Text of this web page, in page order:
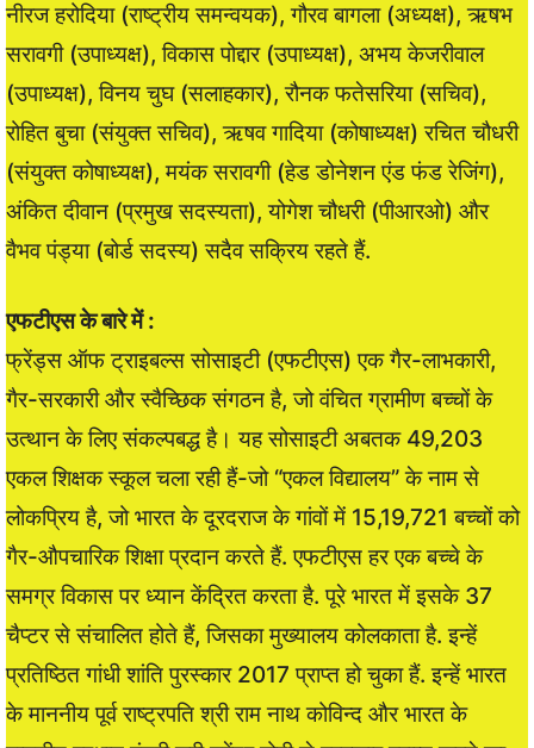
नीरज हरोदिया (राष्ट्रीय समन्वयक), गौरव बागला (अध्यक्ष), ऋषभ
सरावगी (उपाध्यक्ष), विकास पोद्दार (उपाध्यक्ष), अभय केजरीवाल
(उपाध्यक्ष), विनय चुघ (सलाहकार), रौनक फतेसरिया (सचिव),
रोहित बुचा (संयुक्त सचिव), ऋषव गादिया (कोषाध्यक्ष) रचित चौधरी
(संयुक्त कोषाध्यक्ष), मयंक सरावगी (हेड डोनेशन एंड फंड रेजिंग),
अंकित दीवान (प्रमुख सदस्यता), योगेश चौधरी (पीआरओ) और
वैभव पंड्या (बोर्ड सदस्य) सदैव सक्रिय रहते हैं.
एफटीएस के बारे में :
फ्रेंड्स ऑफ ट्राइबल्स सोसाइटी (एफटीएस) एक गैर-लाभकारी,
गैर-सरकारी और स्वैच्छिक संगठन है, जो वंचित ग्रामीण बच्चों के
उत्थान के लिए संकल्पबद्ध है। यह सोसाइटी अबतक 49,203
एकल शिक्षक स्कूल चला रही हैं-जो “एकल विद्यालय” के नाम से
लोकप्रिय है, जो भारत के दूरदराज के गांवों में 15,19,721 बच्चों को
गैर-औपचारिक शिक्षा प्रदान करते हैं. एफटीएस हर एक बच्चे के
समग्र विकास पर ध्यान केंद्रित करता है. पूरे भारत में इसके 37
चैप्टर से संचालित होते हैं, जिसका मुख्यालय कोलकाता है. इन्हें
प्रतिष्ठित गांधी शांति पुरस्कार 2017 प्राप्त हो चुका हैं. इन्हें भारत
के माननीय पूर्व राष्ट्रपति श्री राम नाथ कोविन्द और भारत के